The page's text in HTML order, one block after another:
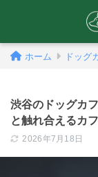
ホーム ドッグ
渋谷のドッグカ
と触れ合えるカ
2026年7月18日